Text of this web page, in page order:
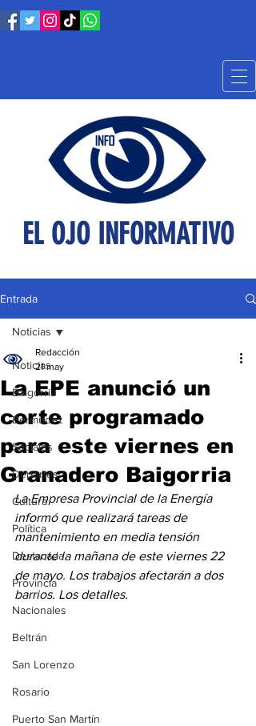
EL OJO INFORMATIVO
Entrada
Noticias
Baigorria
Bermúdez
Sociales
Deportes
Cultura
Política
Destacada
Provincia
Nacionales
Beltrán
San Lorenzo
Rosario
Puerto San Martín
Noticias
La EPE anunció un
corte programado
para este viernes en
Granadero Baigorria
Redacción
21 may
La Empresa Provincial de la Energía
informó que realizará tareas de
mantenimiento en media tensión
durante la mañana de este viernes 22
de mayo. Los trabajos afectarán a dos
barrios. Los detalles.